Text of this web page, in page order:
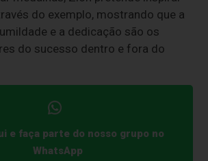
do exemplo, mostrando que a
e a dedicação são os
do sucesso dentro e fora do
e faça parte do nosso grupo no
WhatsApp